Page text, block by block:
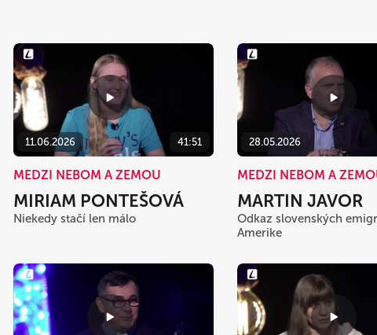
11.06.2026 41:51
MEDZI NEBOM A ZEMOU
MIRIAM PONTEŠOVÁ
Niekedy stačí len málo
28.05.2026
MEDZI NEBOM A
MARTIN JAVOR
Odkaz slovenských
Amerike